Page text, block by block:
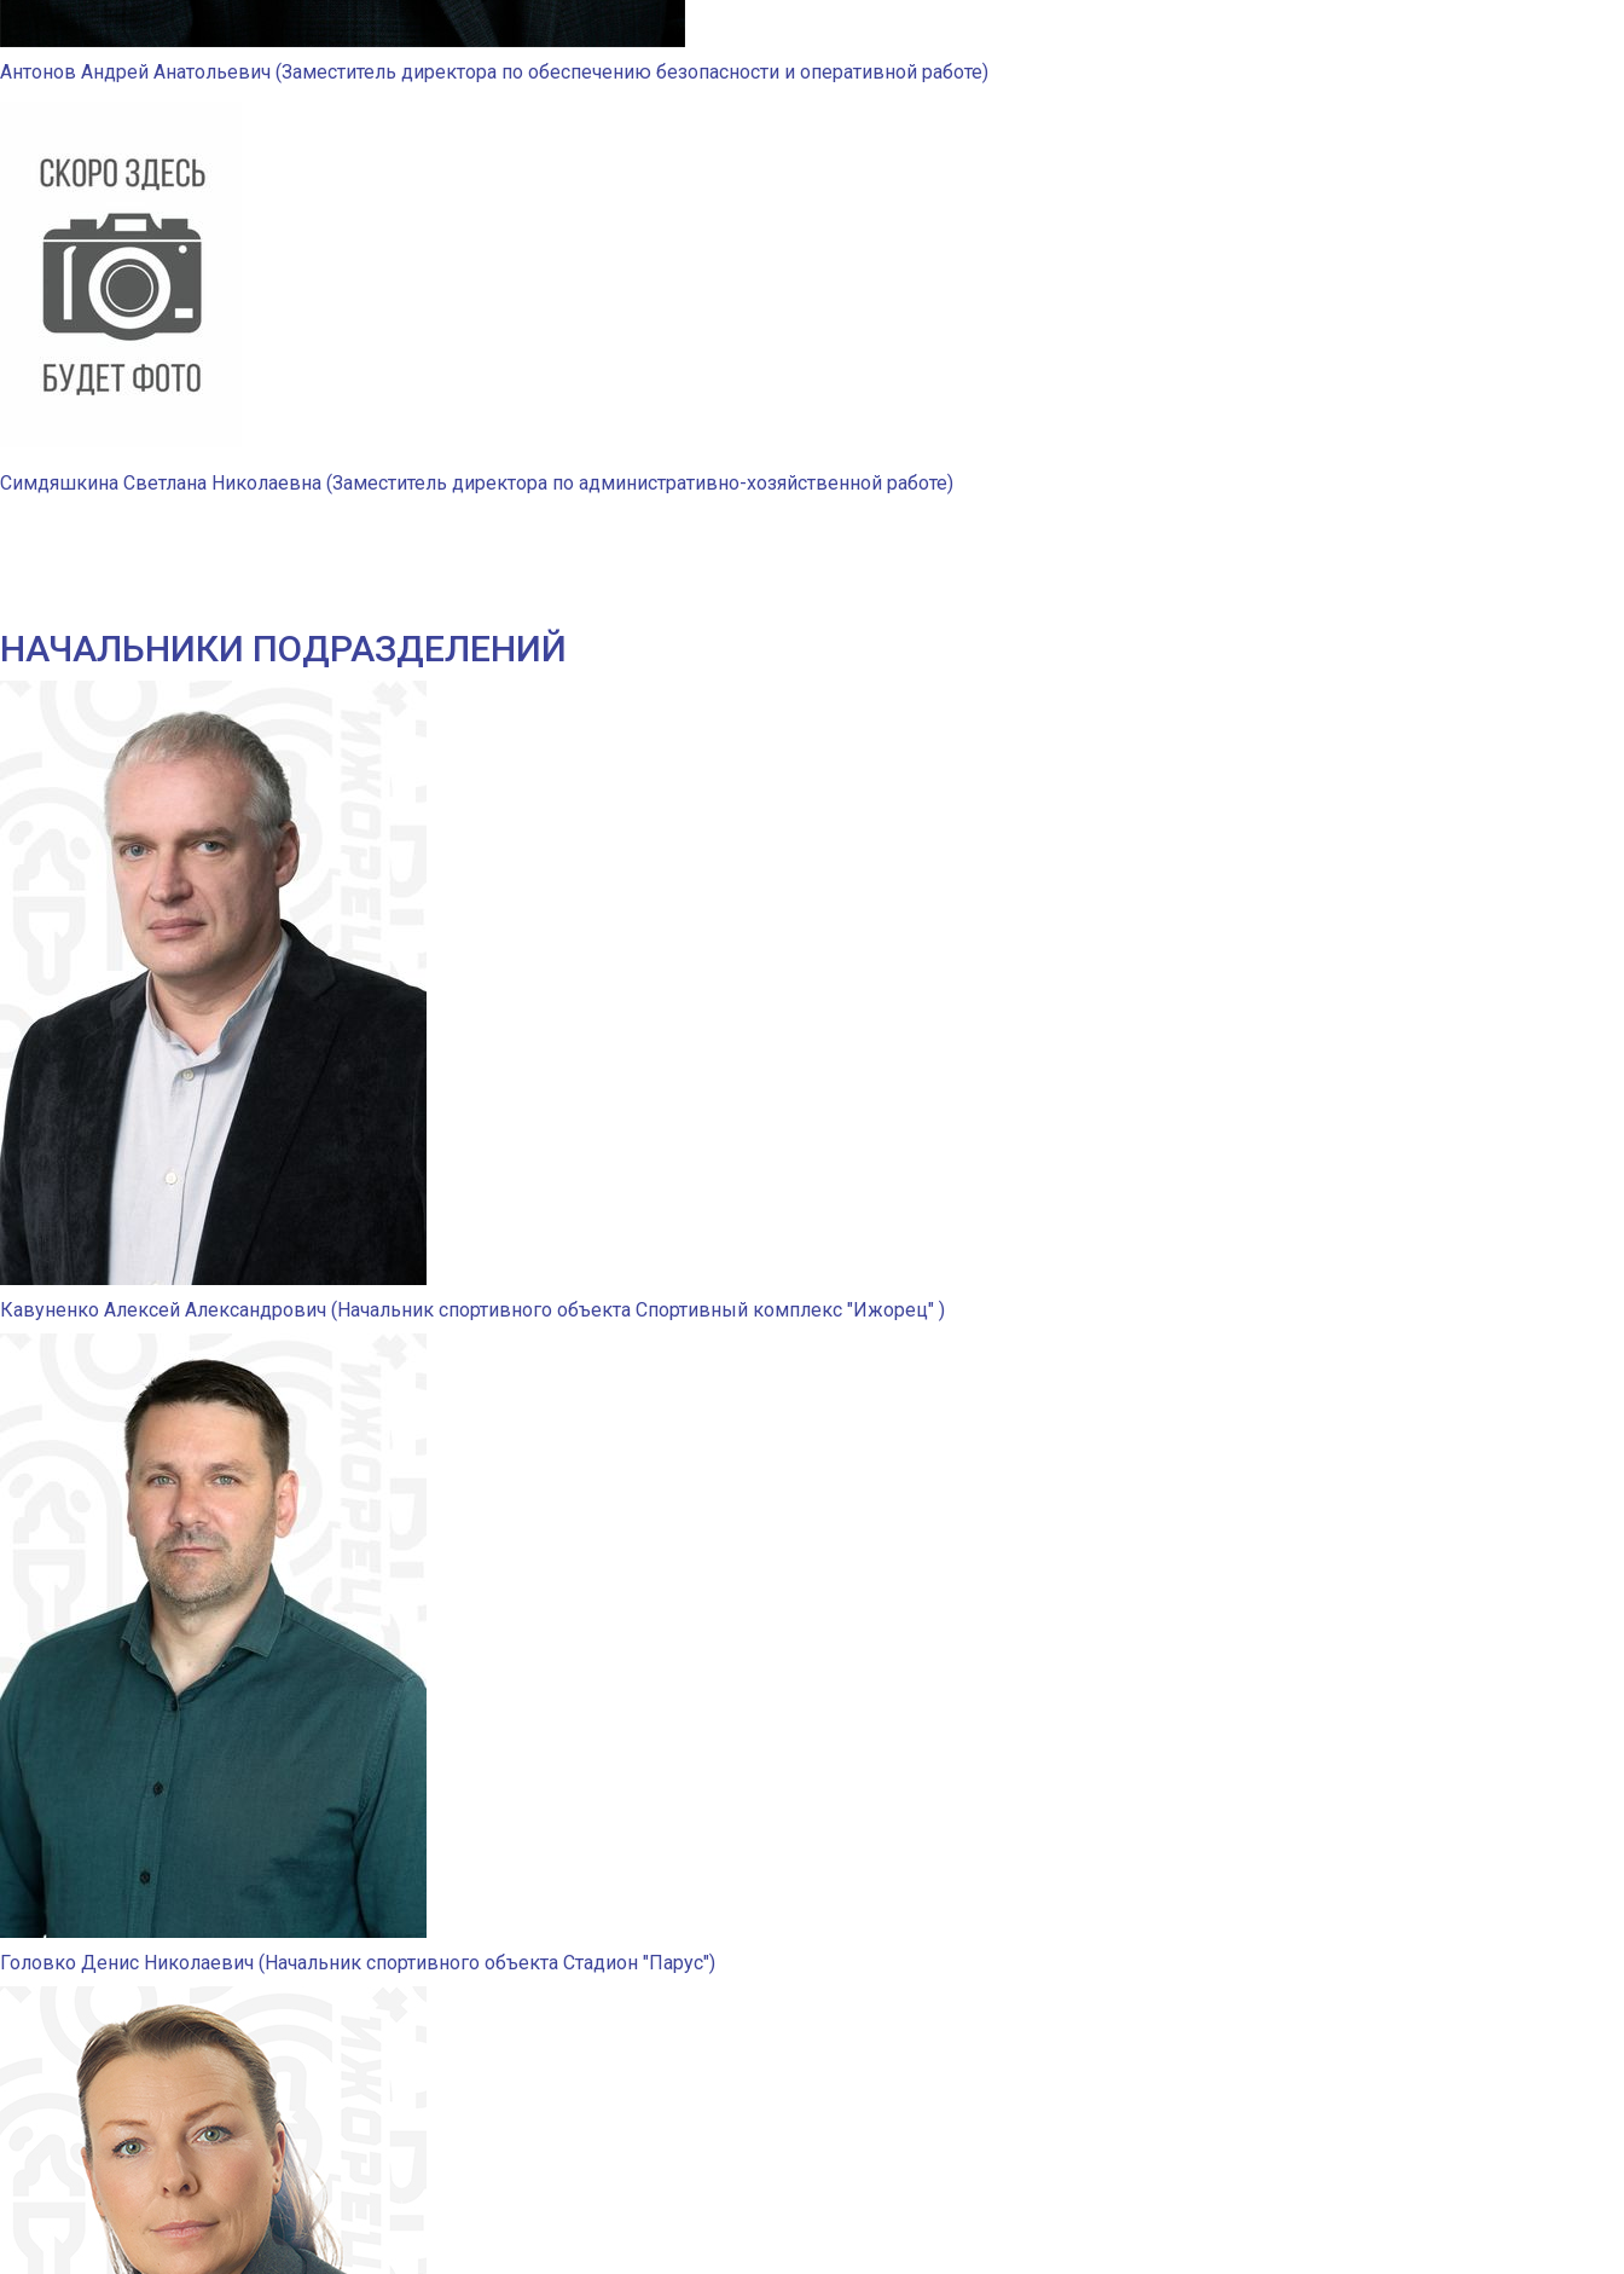
Антонов Андрей Анатольевич (Заместитель директора по обеспечению безопасности и оперативной работе)
Симдяшкина Светлана Николаевна (Заместитель директора по административно-хозяйственной работе)
НАЧАЛЬНИКИ ПОДРАЗДЕЛЕНИЙ
Кавуненко Алексей Александрович (Начальник спортивного объекта Спортивный комплекс "Ижорец" )
Головко Денис Николаевич (Начальник спортивного объекта Стадион "Парус")